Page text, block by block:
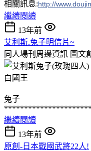
相關訊息:http://
繼續閱讀
13年前
艾利斯.兔子明信片~
同人場刊周邊資訊 圖文
白國王
兔子 艾
繼續閱讀
13年前
原創-日本戰國武將22人!